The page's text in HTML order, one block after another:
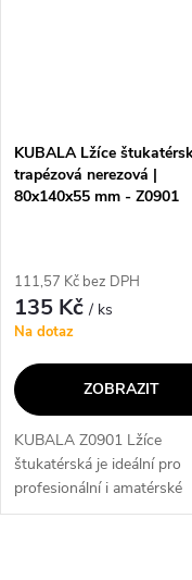
KUBALA Lžíce
trapézová nerezová |
80x140x55 mm - Z0901
111,57 Kč bez DPH
135 Kč/ ks
Na dotaz
ZOBRAZIT
KUBALA Z0901 Lžíce
štukatérská je ideální pro
profesionální i amatérské
štukatéry. Díky